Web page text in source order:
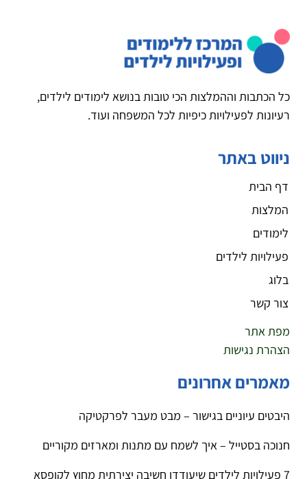
כל הכתבות וההמלצות הכי טובות בנושא לימודים לילדים,
רעיונות לפעילויות כיפיות לכל המשפחה ועוד.
ניווט באתר
דף הבית
המלצות
לימודים
פעילויות לילדים
בלוג
צור קשר
מפת אתר
הצהרת נגישות
מאמרים אחרונים
היבטים עיוניים בגישור – מבט מעבר לפרקטיקה
חנוכה בסטייל – איך לשמח עם מתנות ומארזים מקוריים
7 פעילויות לילדים שיעודדו חשיבה יצירתית מחוץ לקופסא